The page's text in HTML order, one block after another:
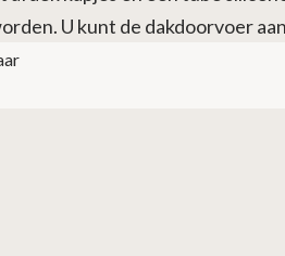
U kunt de dakdoorvoer